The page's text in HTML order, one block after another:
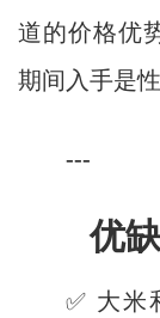
道的价格优
期间入手是
---
优
✅ 大米